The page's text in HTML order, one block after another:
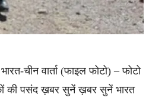
चीन वार्ता (फाइल फोटो) – फोटो
की पसंद ख़बर सुनें ख़बर सुनें भारत